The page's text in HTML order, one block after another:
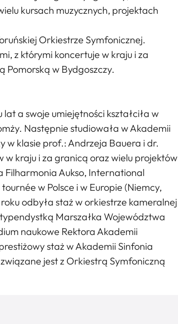
kursach muzycznych, projektach
Orkiestrze Symfonicznej.
z którymi koncertuje w kraju i za
Pomorską w Bydgoszczy.
a swoje umiejętności kształciła w
Następnie studiowała w Akademii
w klasie prof.: Andrzeja Bauera i dr.
w kraju i za granicą oraz wielu projektów
Filharmonia Aukso, International
w Polsce i w Europie (Niemcy,
odbyła staż w orkiestrze kameralnej
Marszałka Województwa
naukowe Rektora Akademii
staż w Akademii Sinfonia
jest z Orkiestrą Symfoniczną